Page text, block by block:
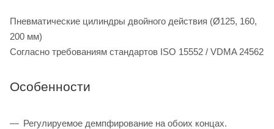
Пневматические цилиндры двойного действия (Ø125, 160,
200 мм)
Согласно требованиям стандартов ISO 15552 / VDMA 24562
Особенности
Регулируемое демпфирование на обоих концах.